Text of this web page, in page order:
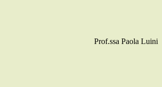
Prof.ssa Paola Luini